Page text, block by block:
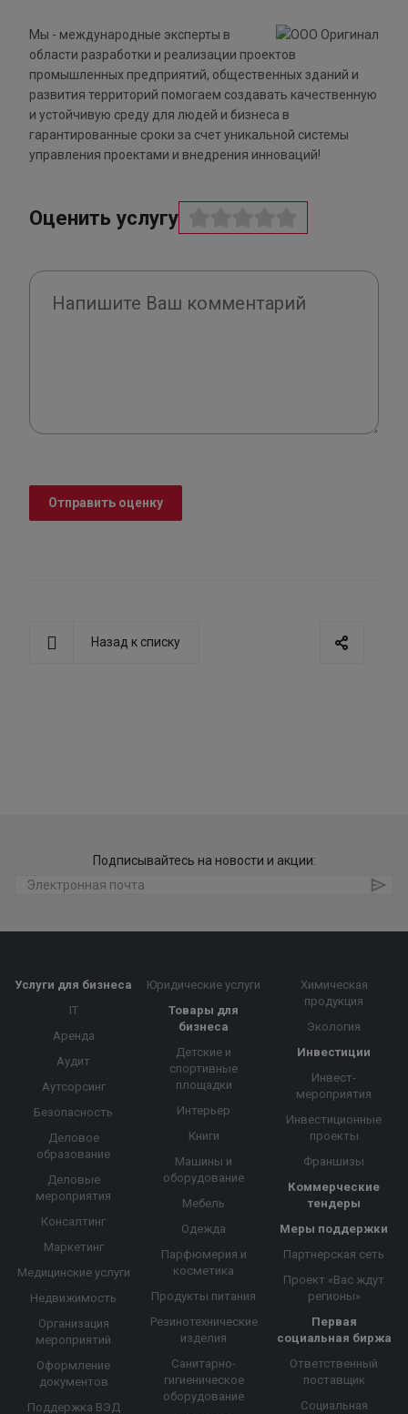
Мы - международные эксперты в
области разработки и реализации проектов
промышленных предприятий, общественных зданий и
развития территорий помогаем создавать качественную
и устойчивую среду для людей и бизнеса в
гарантированные сроки за счет уникальной системы
управления проектами и внедрения инноваций!
Оценить услугу
Отправить оценку
Назад к списку
Подписывайтесь на новости и акции:
Услуги для бизнеса
IT
Аренда
Аудит
Аутсорсинг
Безопасность
Деловое
образование
Деловые
мероприятия
Консалтинг
Маркетинг
Медицинские услуги
Недвижимость
Организация
мероприятий
Оформление
документов
Поддержка ВЭД
Юридические услуги
Товары для
бизнеса
Детские и
спортивные
площадки
Интерьер
Книги
Машины и
оборудование
Мебель
Одежда
Парфюмерия и
косметика
Продукты питания
Резинотехнические
изделия
Санитарно-
гигиеническое
оборудование
Химическая
продукция
Экология
Инвестиции
Инвест-
мероприятия
Инвестиционные
проекты
Франшизы
Коммерческие
тендеры
Меры поддержки
Партнерская сеть
Проект «Вас ждут
регионы»
Первая
социальная биржа
Ответственный
поставщик
Социальная